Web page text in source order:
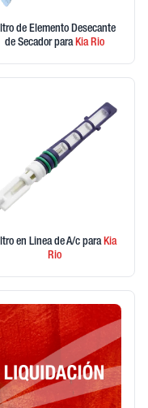
de Elemento Desecante
de Secador paraKiaRio
en Linea de A/c paraKia
Rio